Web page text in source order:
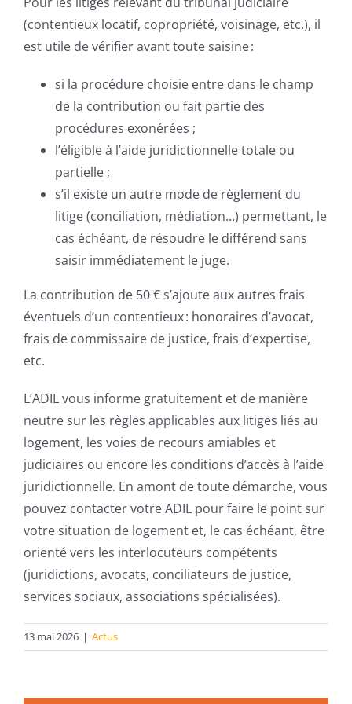
(contentieux locatif, copropriété, voisinage, etc.), il
est utile de vérifier avant toute saisine :
si la procédure choisie entre dans le champ
de la contribution ou fait partie des
procédures exonérées ;
l’éligible à l’aide juridictionnelle totale ou
partielle ;
s’il existe un autre mode de règlement du
litige (conciliation, médiation…) permettant, le
cas échéant, de résoudre le différend sans
saisir immédiatement le juge.
La contribution de 50 € s’ajoute aux autres frais
éventuels d’un contentieux : honoraires d’avocat,
frais de commissaire de justice, frais d’expertise,
etc.
L’ADIL vous informe gratuitement et de manière
neutre sur les règles applicables aux litiges liés au
logement, les voies de recours amiables et
judiciaires ou encore les conditions d’accès à l’aide
juridictionnelle. En amont de toute démarche, vous
pouvez contacter votre ADIL pour faire le point sur
votre situation de logement et, le cas échéant, être
orienté vers les interlocuteurs compétents
(juridictions, avocats, conciliateurs de justice,
services sociaux, associations spécialisées).
13 mai 2026 | Actus